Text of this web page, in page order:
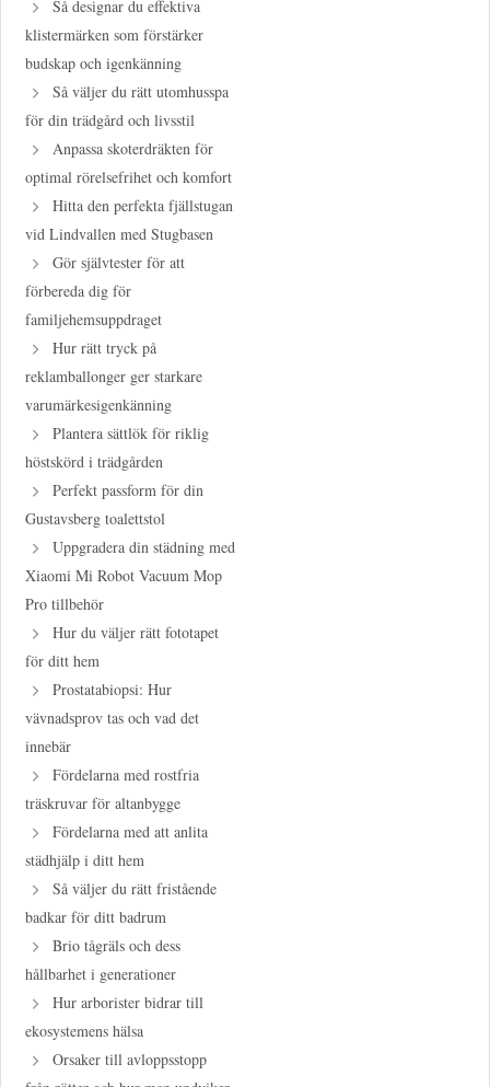
Så designar du effektiva
klistermärken som förstärker
budskap och igenkänning
Så väljer du rätt utomhusspa
för din trädgård och livsstil
Anpassa skoterdräkten för
optimal rörelsefrihet och komfort
Hitta den perfekta fjällstugan
vid Lindvallen med Stugbasen
Gör självtester för att
förbereda dig för
familjehemsuppdraget
Hur rätt tryck på
reklamballonger ger starkare
varumärkesigenkänning
Plantera sättlök för riklig
höstskörd i trädgården
Perfekt passform för din
Gustavsberg toalettstol
Uppgradera din städning med
Xiaomi Mi Robot Vacuum Mop
Pro tillbehör
Hur du väljer rätt fototapet
för ditt hem
Prostatabiopsi: Hur
vävnadsprov tas och vad det
innebär
Fördelarna med rostfria
träskruvar för altanbygge
Fördelarna med att anlita
städhjälp i ditt hem
Så väljer du rätt fristående
badkar för ditt badrum
Brio tågräls och dess
hållbarhet i generationer
Hur arborister bidrar till
ekosystemens hälsa
Orsaker till avloppsstopp